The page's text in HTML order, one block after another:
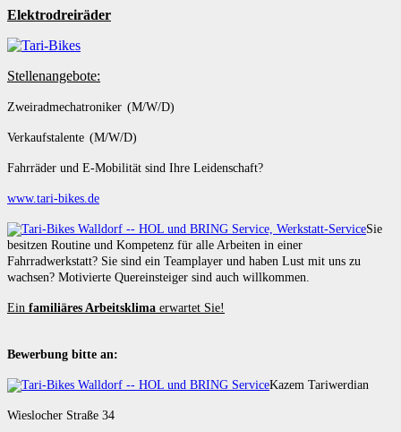
Elektrodreiräder
Stellenangebote:
Zweiradmechatroniker (M/W/D)
Verkaufstalente (M/W/D)
Fahrräder und E-Mobilität sind Ihre Leidenschaft?
www.tari-bikes.de
Sie
besitzen Routine und Kompetenz für alle Arbeiten in einer
Fahrradwerkstatt? Sie sind ein Teamplayer und haben Lust mit uns zu
wachsen? Motivierte Quereinsteiger sind auch willkommen.
Ein familiäres Arbeitsklima erwartet Sie!
Bewerbung bitte an:
Kazem Tariwerdian
Wieslocher Straße 34